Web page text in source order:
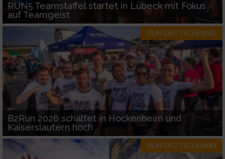
RUN5 Teamstaffel startet in Lübeck mit Fokus
auf Teamgeist
RUN-DEUTSCHLAND
B2Run 2026 schaltet in Hockenheim und
Kaiserslautern hoch
RUN-DEUTSCHLAND